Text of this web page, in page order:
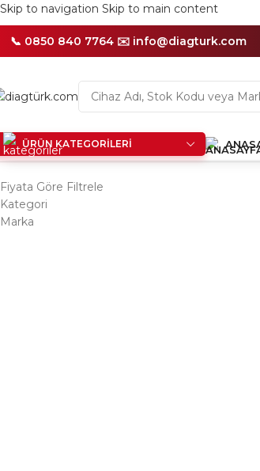
Skip to navigation Skip to main content
📞 0850 840 7764 ✉️ info@diagturk.com
ÜRÜN KATEGORILERI
Ana Sayfa/Ürünler “JDiag Harley kablo”
Fiyata Göre Filtrele
Kategori
Marka